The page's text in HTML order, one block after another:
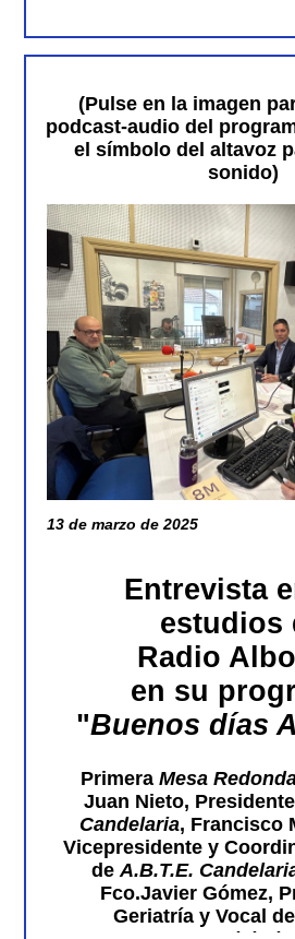
(Pulse en la imagen
podcast-audio del
el símbolo del altavoz
sonido)
13 de marzo de 2025
Entrevista
estudios
Radio
en su
"Buenos días
PrimeraMesa
Juan Nieto, Presidente
Candelaria, Francisco
Vicepresidente y
deA.B.T.E.
Fco.Javier Gómez,
Geriatría y Vocal de